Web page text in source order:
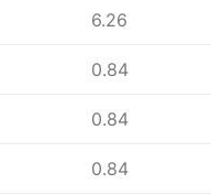
6.26
0.84
0.84
0.84